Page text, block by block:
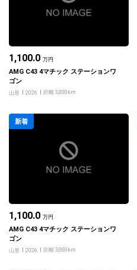
1,100.0 万円
AMG C43 4マチック ステーションワ
ゴン
山形 2026 距離 3,000km
新着
1,100.0 万円
AMG C43 4マチック ステーションワ
ゴン
山形 2026 距離 3,000km